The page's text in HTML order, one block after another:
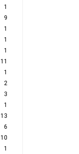
1
9
1
1
1
11
1
2
3
1
13
6
10
1